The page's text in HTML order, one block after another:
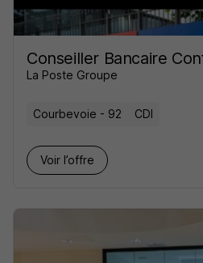
Conseiller Bancaire
La Poste Groupe
Courbevoie - 92 CDI
Voir l’offre